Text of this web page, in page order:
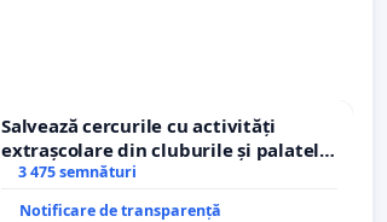
Salvează cercurile cu activități
extrașcolare din cluburile și palatele
copiilor
3 475 semnături
Notificare de transparență